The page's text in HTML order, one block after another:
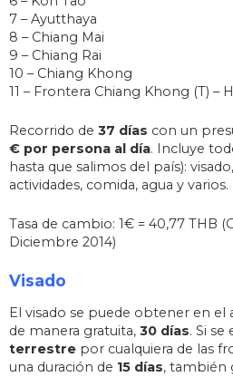
7 – Ayutthaya
8 – Chiang Mai
9 – Chiang Rai
10 – Chiang Khong
11 – Frontera Chiang Khong (T) –
Recorrido de 37 días con un
€ por persona al día. Incluye
hasta que salimos del país):
actividades, comida, agua y varios.
Tasa de cambio: 1€ = 40,77 THB
Diciembre 2014)
Visado
El visado se puede obtener en el
de manera gratuita, 30 días. Si se
terrestre por cualquiera de las
una duración de 15 días, también